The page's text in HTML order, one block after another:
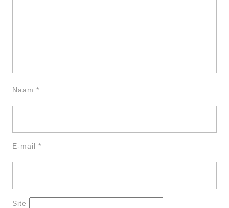
Naam *
E-mail *
Site